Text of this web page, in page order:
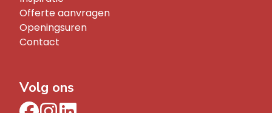
Offerte aanvragen
Openingsuren
Contact
Volg ons